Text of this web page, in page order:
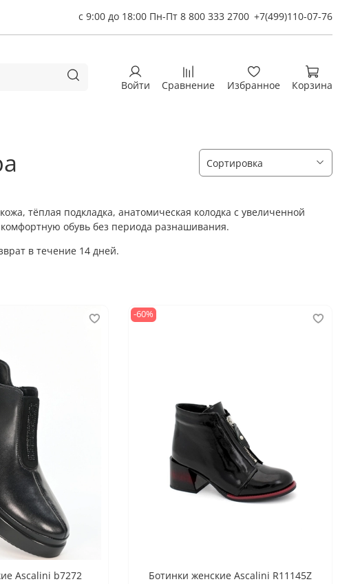
с 9:00 до 18:00 Пн-Пт 8 800 333 2700 +7(499)110-07-76
Войти Сравнение Избранное Корзина
тёплая подкладка, анатомическая колодка с увеличенной
обувь без периода разнашивания.
в течение 14 дней.
Ascalini b7272
-60%
Ботинки женские Ascalini R11145Z